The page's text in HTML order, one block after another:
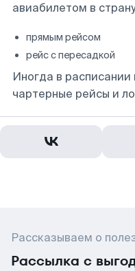
авиабилетом в
прямым рейсом
рейс с пересадкой
Иногда в расписании
чартерные рейсы и
Рассказываем о
Рассылка с